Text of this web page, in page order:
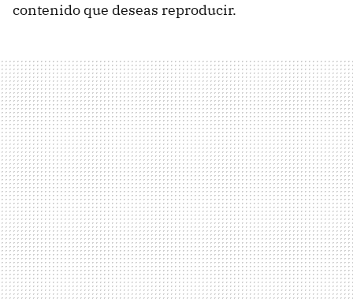
contenido que deseas reproducir.